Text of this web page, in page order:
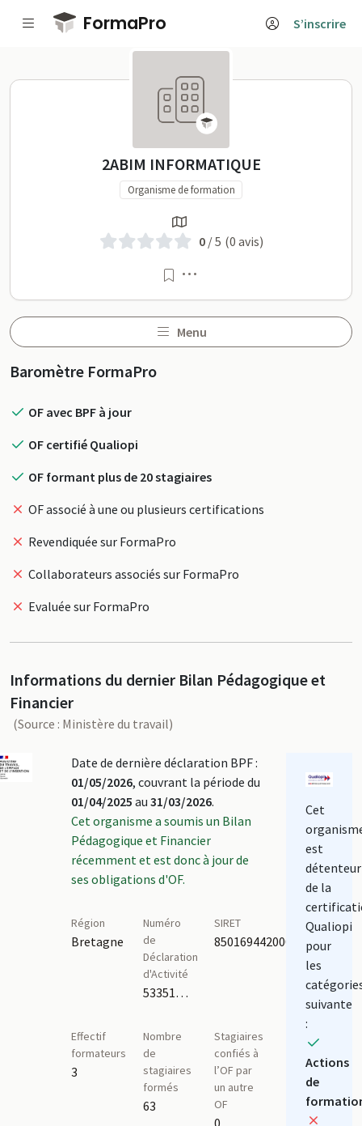
Passer au contenu principal
FormaPro S’inscrire
2ABIM INFORMATIQUE
2ABIM INFORMATIQUE
Organisme de formation
0/ 5 (0 avis)
Menu
Profil
Baromètre FormaPro
OF avec BPF à jour
OF certifié Qualiopi
OF formant plus de 20 stagiaires
OF associé à une ou plusieurs certifications
Revendiquée sur FormaPro
Collaborateurs associés sur FormaPro
Evaluée sur FormaPro
Informations du dernier Bilan Pédagogique et
Financier
(Source : Ministère du travail)
Date de dernière déclaration BPF :
01/05/2026, couvrant la période du
01/04/2025 au 31/03/2026.
Cet organisme a soumis un Bilan
Pédagogique et Financier
récemment et est donc à jour de
ses obligations d'OF.
Région
Bretagne
Numéro
de
Déclaration
d'Activité
53351051035
SIRET
85016944200025
Effectif
formateurs
3
Nombre
de
stagiaires
formés
63
Stagiaires
confiés à
l’OF par
un autre
OF
0
Cet
est
détenteur
de la
Qualiopi
pour
les
suivante
:
Actions
de